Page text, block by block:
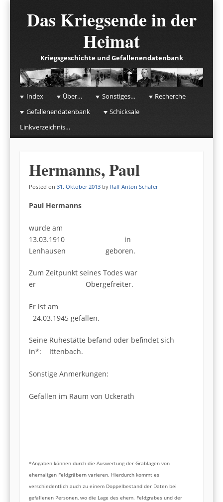
Das Kriegsende in der
Heimat
Kriegsgeschichte und Gefallenendatenbank
☰Menu
Skip to content
Index Über… Sonstiges…
Recherche
Gefallenendatenbank
Schicksale
Linkverzeichnis…
Hermanns, Paul
Posted on 31. Oktober 2013 by Ralf Anton Schäfer
Paul Hermanns
wurde am
13.03.1910 in
Lenhausen geboren.
Zum Zeitpunkt seines Todes war
er Obergefreiter.
Er ist am
24.03.1945 gefallen.
Seine Ruhestätte befand oder befindet sich
in*: Ittenbach.
Sonstige Anmerkungen:
Gefallen im Raum von Uckerath
*Angaben können durch die Auswertung der Grablagen von
ehemaligen Feldgräbern varieren. Hierdurch kommt es
verschiedentlich auch zu einem Doppelbestand der Daten bei
gefallenen Personen, wo die Lage des ehem. Feldgrabes und der